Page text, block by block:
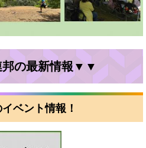
の最新情報▼▼
ベント情報！